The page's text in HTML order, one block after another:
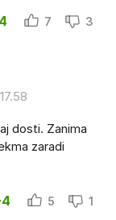
7 3
dosti. Zanima
zaradi
5 1